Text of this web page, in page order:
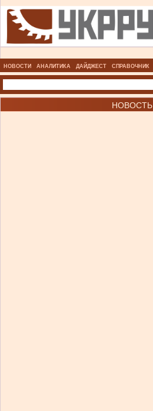
НОВОСТИ АНАЛИТИКА ДАЙДЖЕСТ СПРАВОЧНИК
НОВОСТЬ